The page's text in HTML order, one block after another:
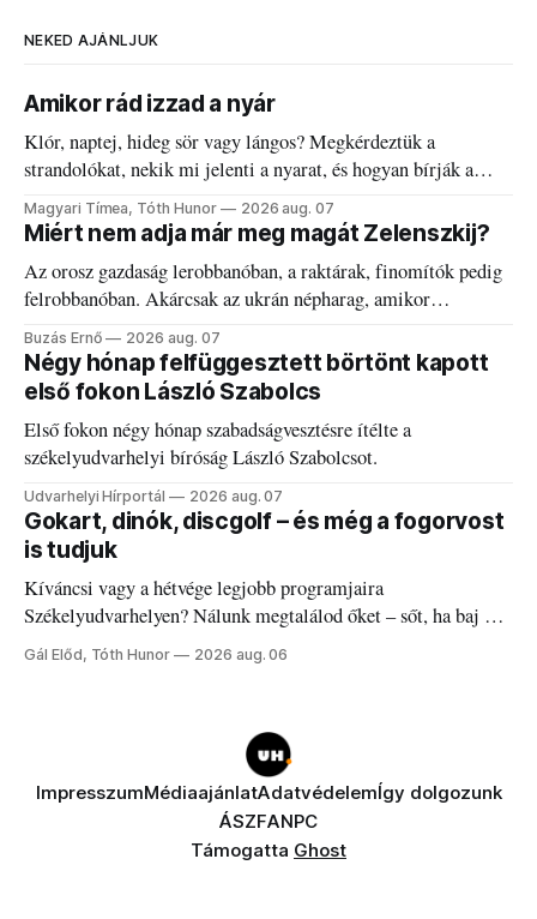
NEKED AJÁNLJUK
Amikor rád izzad a nyár
Klór, naptej, hideg sör vagy lángos? Megkérdeztük a
strandolókat, nekik mi jelenti a nyarat, és hogyan bírják a
kánikulát.
Magyari Tímea, Tóth Hunor 2026 aug. 07
Miért nem adja már meg magát Zelenszkij?
Az orosz gazdaság lerobbanóban, a raktárak, finomítók pedig
felrobbanóban. Akárcsak az ukrán népharag, amikor
elégedetlen vezetőivel.
Buzás Ernő 2026 aug. 07
Négy hónap felfüggesztett börtönt kapott
első fokon László Szabolcs
Első fokon négy hónap szabadságvesztésre ítélte a
székelyudvarhelyi bíróság László Szabolcsot.
Udvarhelyi Hírportál 2026 aug. 07
Gokart, dinók, discgolf – és még a fogorvost
is tudjuk
Kíváncsi vagy a hétvége legjobb programjaira
Székelyudvarhelyen? Nálunk megtalálod őket – sőt, ha baj van
a fogaddal, a fogorvosi ügyeletet is!
Gál Előd, Tóth Hunor 2026 aug. 06
ImpresszumMédiaajánlatAdatvédelemÍgy dolgozunk
ÁSZFANPC
Támogatta Ghost